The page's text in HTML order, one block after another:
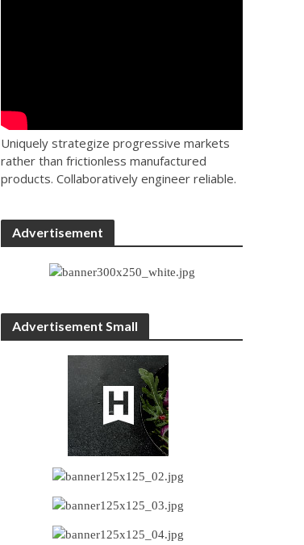
Uniquely strategize progressive markets
rather than frictionless manufactured
products. Collaboratively engineer reliable.
Advertisement
Advertisement Small